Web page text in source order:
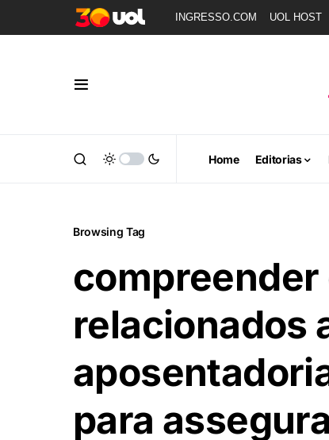
INGRESSO.COM UOL HOST
Home Editorias
Browsing Tag
relacionados
para